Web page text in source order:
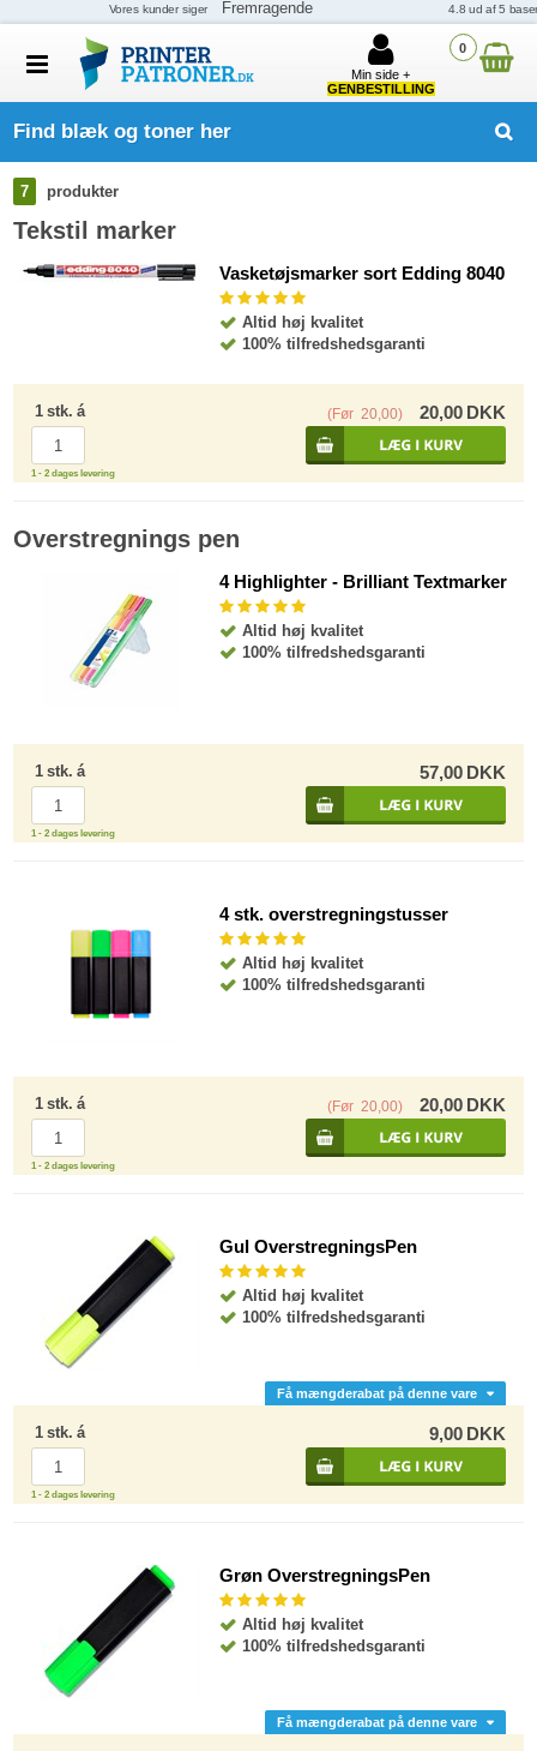
0
Min side +
GENBESTILLING
Find blæk og toner her
7 produkter
Tekstil marker
Vasketøjsmarker sort Edding 8040
Altid høj kvalitet
100% tilfredshedsgaranti
1 stk. á (Før 20,00) 20,00 DKK
1 - 2 dages levering
Overstregnings pen
4 Highlighter - Brilliant Textmarker
Altid høj kvalitet
100% tilfredshedsgaranti
1 stk. á 57,00 DKK
1 - 2 dages levering
4 stk. overstregningstusser
Altid høj kvalitet
100% tilfredshedsgaranti
1 stk. á (Før 20,00) 20,00 DKK
1 - 2 dages levering
Gul OverstregningsPen
Altid høj kvalitet
100% tilfredshedsgaranti
1 stk. á 9,00 DKK
Få mængderabat på denne vare
1 - 2 dages levering
Grøn OverstregningsPen
Altid høj kvalitet
100% tilfredshedsgaranti
Få mængderabat på denne vare